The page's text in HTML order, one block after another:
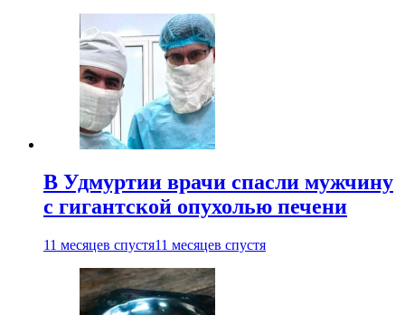
В Удмуртии врачи спасли мужчину
с гигантской опухолью печени
11 месяцев спустя11 месяцев спустя